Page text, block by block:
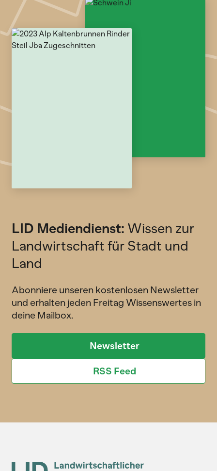
LID Mediendienst: Wissen zur
Landwirtschaft für Stadt und
Land
Abonniere unseren kostenlosen Newsletter
und erhalten jeden Freitag Wissenswertes in
deine Mailbox.
Newsletter
RSS Feed